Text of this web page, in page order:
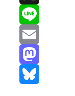
X
Line
Email
Mastodon